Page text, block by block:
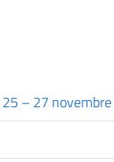
25 – 27